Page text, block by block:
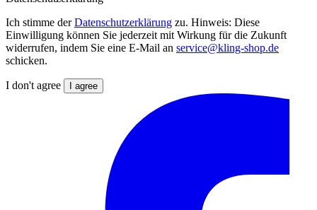
Ich stimme derDatenschutzerklärung zu. Hinweis: Diese
Einwilligung können Sie jederzeit mit Wirkung für die Zukunft
widerrufen, indem Sie eine E-Mail an service@kling-shop.de
schicken.
I don't agree I agree